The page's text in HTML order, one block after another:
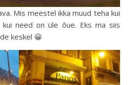
Mis meestel ikka muud teha kui
need on üle õue. Eks ma siis
keskel 😀